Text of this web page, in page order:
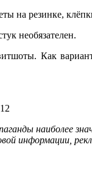
на резинке,
необязателен.
Как
наиболее
информации,